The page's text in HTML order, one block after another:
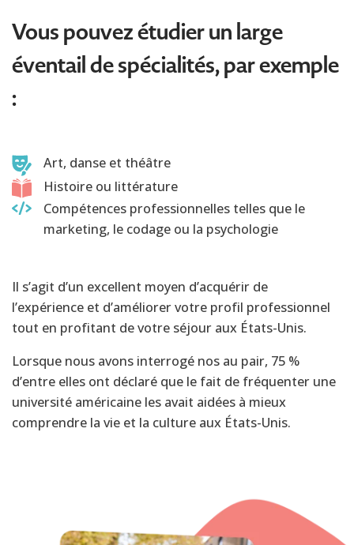
Vous pouvez étudier un large
éventail de spécialités, par exemple
:
Art, danse et théâtre
Histoire ou littérature
Compétences professionnelles telles que le
marketing, le codage ou la psychologie
Il s’agit d’un excellent moyen d’acquérir de
l’expérience et d’améliorer votre profil professionnel
tout en profitant de votre séjour aux États-Unis.
Lorsque nous avons interrogé nos au pair, 75 %
d’entre elles ont déclaré que le fait de fréquenter une
université américaine les avait aidées à mieux
comprendre la vie et la culture aux États-Unis.